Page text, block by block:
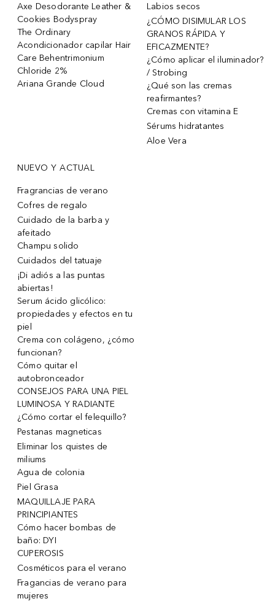
Axe Desodorante Leather &
Cookies Bodyspray
The Ordinary
Acondicionador capilar Hair
Care Behentrimonium
Chloride 2%
Ariana Grande Cloud
Labios secos
¿CÓMO DISIMULAR LOS
GRANOS RÁPIDA Y
EFICAZMENTE?
¿Cómo aplicar el iluminador?
/ Strobing
¿Qué son las cremas
reafirmantes?
Cremas con vitamina E
Sérums hidratantes
Aloe Vera
NUEVO Y ACTUAL
Fragrancias de verano
Cofres de regalo
Cuidado de la barba y
afeitado
Champu solido
Cuidados del tatuaje
¡Di adiós a las puntas
abiertas!
Serum ácido glicólico:
propiedades y efectos en tu
piel
Crema con colágeno, ¿cómo
funcionan?
Cómo quitar el
autobronceador
CONSEJOS PARA UNA PIEL
LUMINOSA Y RADIANTE
¿Cómo cortar el felequillo?
Pestanas magneticas
Eliminar los quistes de
miliums
Agua de colonia
Piel Grasa
MAQUILLAJE PARA
PRINCIPIANTES
Cómo hacer bombas de
baño: DYI
CUPEROSIS
Cosméticos para el verano
Fragancias de verano para
mujeres